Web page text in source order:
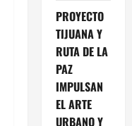
PROYECTO
TIJUANA Y
RUTA DE LA
PAZ
IMPULSAN
EL ARTE
URBANO Y